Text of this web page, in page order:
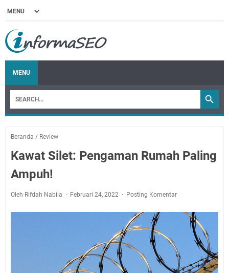
MENU
Beranda / Review
Kawat Silet: Pengaman Rumah Paling
Ampuh!
Oleh Rifdah Nabila Februari 24, 2022 Posting Komentar